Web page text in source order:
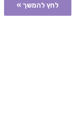
לחץ להמשך »